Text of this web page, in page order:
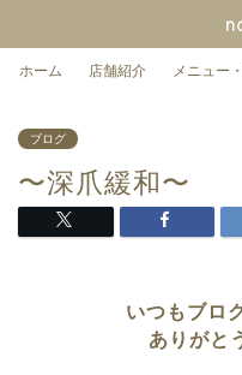
ホーム 店舗紹介 メニュー
ブログ
〜深爪緩和〜
いつもブロ
ありがと